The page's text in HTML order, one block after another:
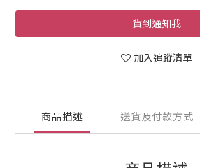
貨到通知我
加入追蹤清單
商品描述 送貨及付款方式